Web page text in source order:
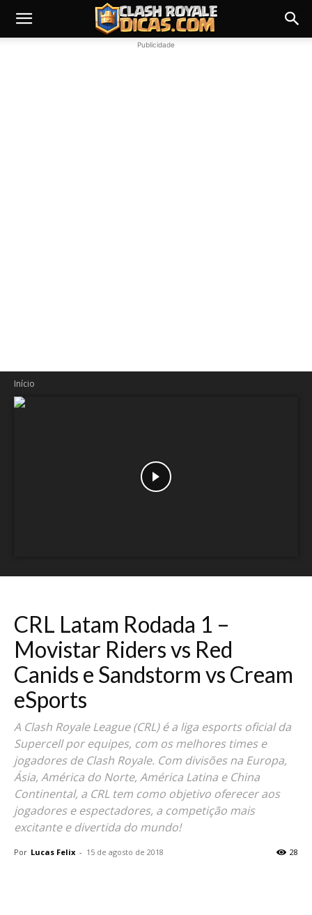
Publicidade
Início
CRL Latam Rodada 1 –
Movistar Riders vs Red
Canids e Sandstorm vs Cream
eSports
A Clash Royale League (CRL) é a liga esports oficial da
Supercell por equipes, com os melhores times e
jogadores de Clash Royale. Com divisões na Europa,
Ásia, América do Norte, América Latina e China
Continental, a CRL tem como objetivo oferecer aos
jogadores e espectadores, a competição mais
excitante e divertida do mundo!
Por Lucas Felix - 15 de agosto de 2018 28